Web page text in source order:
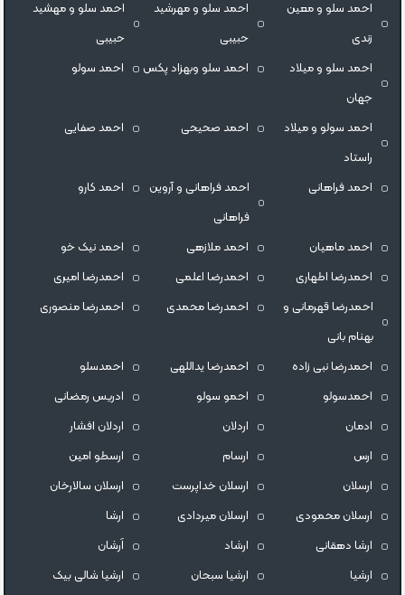
احمد سلو و معین
زندی
احمد سلو و مهرشید
حبیبی
احمد سلو و مهشید
حبیبی
احمد سلو و میلاد
جهان
احمد سلو وبهزاد پکس احمد سولو
احمد سولو و میلاد
راستاد
احمد صحیحی احمد صفایی
احمد فراهانی
احمد فراهانی و آروین
فراهانی
احمد کارو
احمد ماهیان احمد ملازهی
احمد نیک خو
احمدرضا اطهاری
احمدرضا اعلمی
احمدرضا امیری
احمدرضا قهرمانی و
بهنام بانی
احمدرضا محمدی احمدرضا منصوری
احمدرضا نبی زاده احمدرضا یداللهی
احمدسلو
احمدسولو
احمو سولو
ادریس رمضانی
ادمان
اردلان
اردلان افشار
ارس
ارسام
ارسطو امین
ارسلان
ارسلان خداپرست
ارسلان سالارخان
ارسلان محمودی
ارسلان میردادی
ارشا
ارشا دهقانی
ارشاد
اَرشان
ارشیا
ارشیا سبحان
ارشیا شالی بیک